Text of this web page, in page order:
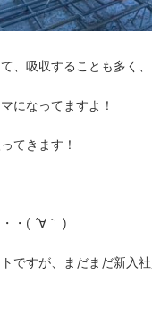
、吸収することも多く
になってますよ！
てきます！
・( ´∀｀ )
ですが、まだまだ新入